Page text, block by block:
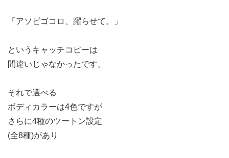
「アソビゴコロ、躍らせて。」
というキャッチコピーは
間違いじゃなかったです。
それで選べる
ボディカラーは4色ですが
さらに4種のツートン設定
(全8種)があり